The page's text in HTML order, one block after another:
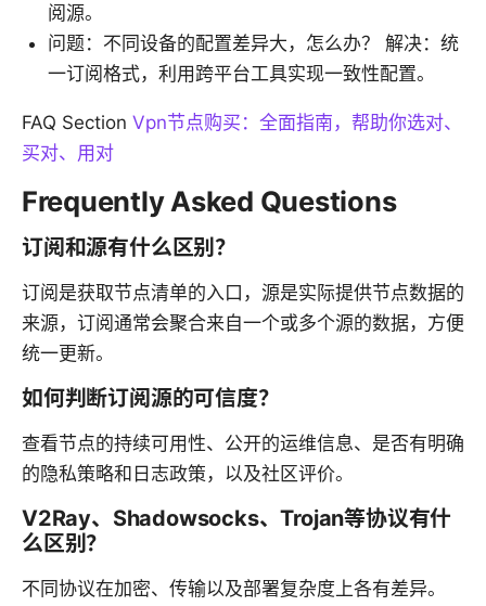
阅源。
问题：不同设备的配置差异大，怎么办？ 解决：统
一订阅格式，利用跨平台工具实现一致性配置。
FAQ Section Vpn节点购买：全面指南，帮助你选对、
买对、用对
Frequently Asked Questions
订阅和源有什么区别？
订阅是获取节点清单的入口，源是实际提供节点数据的
来源，订阅通常会聚合来自一个或多个源的数据，方便
统一更新。
如何判断订阅源的可信度？
查看节点的持续可用性、公开的运维信息、是否有明确
的隐私策略和日志政策，以及社区评价。
V2Ray、Shadowsocks、Trojan等协议有什
么区别？
不同协议在加密、传输以及部署复杂度上各有差异。